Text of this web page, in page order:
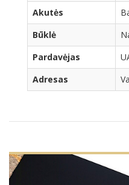
Akutės
Būklė
Pardavėjas
Adresas